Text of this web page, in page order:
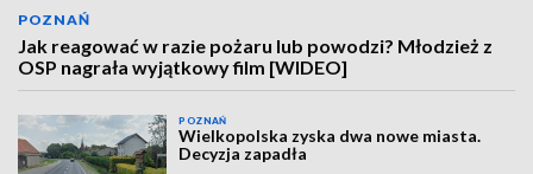
POZNAŃ
Jak reagować w razie pożaru lub powodzi? Młodzież z
OSP nagrała wyjątkowy film [WIDEO]
POZNAŃ
Wielkopolska zyska dwa nowe miasta.
Decyzja zapadła